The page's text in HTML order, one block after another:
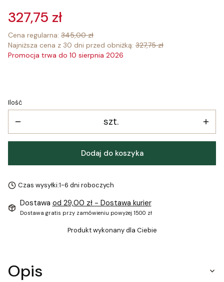
327,75 zł
Cena regularna: 345,00 zł
Najniższa cena z 30 dni przed obniżką: 327,75 zł
Promocja trwa do 10 sierpnia 2026
Ilość
szt.
Dodaj do koszyka
Czas wysyłki:1-6 dni roboczych
Dostawa od 29,00 zł - Dostawa kurier
Dostawa gratis przy zamówieniu powyżej 1500 zł
Produkt wykonany dla Ciebie
Opis